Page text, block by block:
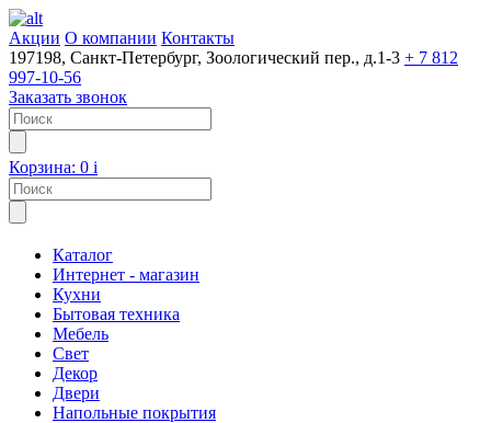
Акции О компании Контакты
197198, Санкт-Петербург, Зоологический пер., д.1-3 + 7 812
997-10-56
Заказать звонок
Корзина: 0 i
Каталог
Интернет - магазин
Кухни
Бытовая техника
Мебель
Свет
Декор
Двери
Напольные покрытия